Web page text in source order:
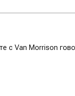
с Van Morrison